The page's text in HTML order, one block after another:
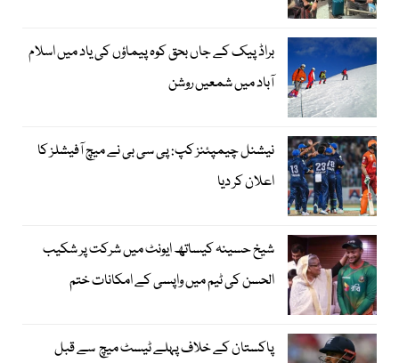
براڈ پیک کے جاں بحق کوہ پیماؤں کی یاد میں اسلام
آباد میں شمعیں روشن
نیشنل چیمپئنز کپ: پی سی بی نے میچ آفیشلز کا
اعلان کر دیا
شیخ حسینہ کیساتھ ایونٹ میں شرکت پر شکیب
الحسن کی ٹیم میں واپسی کے امکانات ختم
پاکستان کے خلاف پہلے ٹیسٹ میچ سے قبل